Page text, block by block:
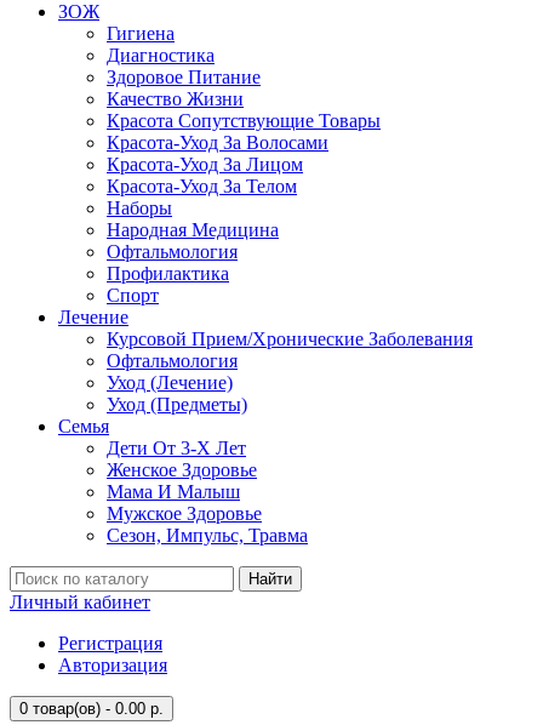
ЗОЖ
Гигиена
Диагностика
Здоровое Питание
Качество Жизни
Красота Сопутствующие Товары
Красота-Уход За Волосами
Красота-Уход За Лицом
Красота-Уход За Телом
Наборы
Народная Медицина
Офтальмология
Профилактика
Спорт
Лечение
Курсовой Прием/Хронические Заболевания
Офтальмология
Уход (Лечение)
Уход (Предметы)
Семья
Дети От 3-Х Лет
Женское Здоровье
Мама И Малыш
Мужское Здоровье
Сезон, Импульс, Травма
Найти
Личный кабинет
Регистрация
Авторизация
0 товар(ов) - 0.00 р.